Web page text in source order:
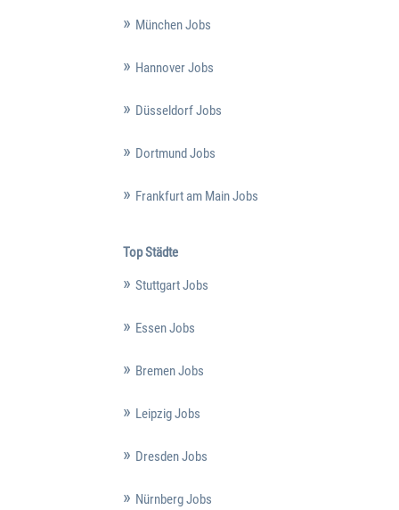
München Jobs
Hannover Jobs
Düsseldorf Jobs
Dortmund Jobs
Frankfurt am Main Jobs
Top Städte
Stuttgart Jobs
Essen Jobs
Bremen Jobs
Leipzig Jobs
Dresden Jobs
Nürnberg Jobs